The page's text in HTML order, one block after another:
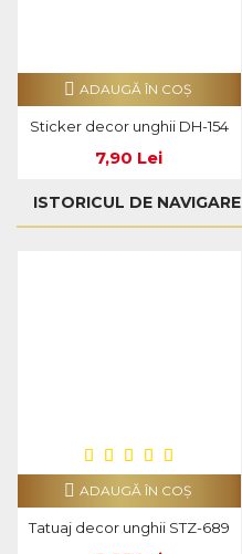
Sticker decor unghii DH-154
7,90 Lei
ADAUGĂ ÎN COŞ
ISTORICUL DE NAVIGARE
Tatuaj decor unghii STZ-689
ADAUGĂ ÎN COŞ